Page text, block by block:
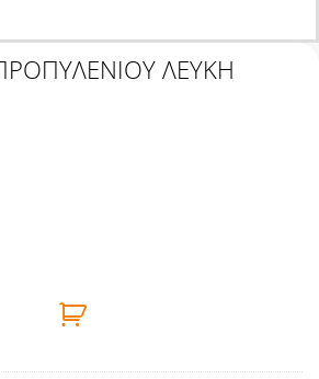
ΛΕΥΚΗ
ΛΕΥΚΗ 2,5mm ποσότητα